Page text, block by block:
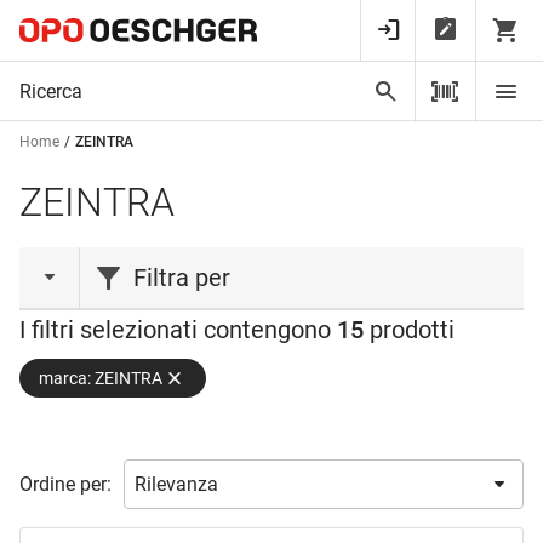
Home ZEINTRA
ZEINTRA
Filtra per
tipo prodotto
File (1)
Spazzola (13)
campo di applicazione
I filtri selezionati contengono 15 prodotti
marca: ZEINTRA
Ordine per: